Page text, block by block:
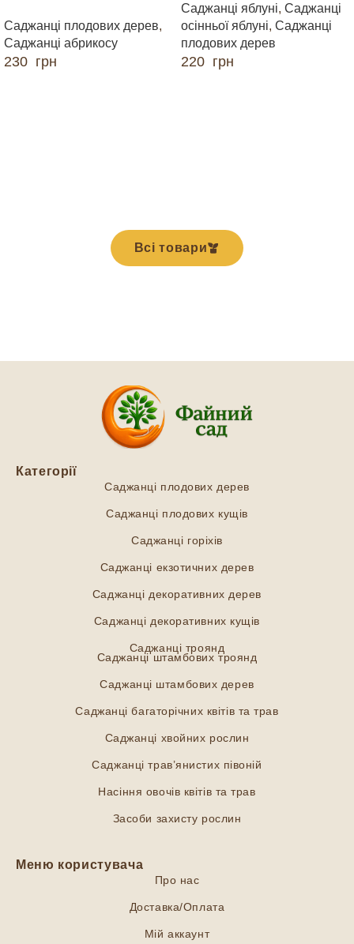
Саджанці плодових дерев,
Саджанці абрикосу
230 грн
Саджанці яблуні, Саджанці
осінньої яблуні, Саджанці
плодових дерев
220 грн
Всі товари
Категорії
Саджанці плодових дерев
Саджанці плодових кущів
Саджанці горіхів
Саджанці екзотичних дерев
Саджанці декоративних дерев
Саджанці декоративних кущів
Саджанці троянд
Саджанці штамбових троянд
Саджанці штамбових дерев
Саджанці багаторічних квітів та трав
Саджанці хвойних рослин
Саджанці трав’янистих півоній
Насіння овочів квітів та трав
Засоби захисту рослин
Меню користувача
Про нас
Доставка/Оплата
Мій аккаунт